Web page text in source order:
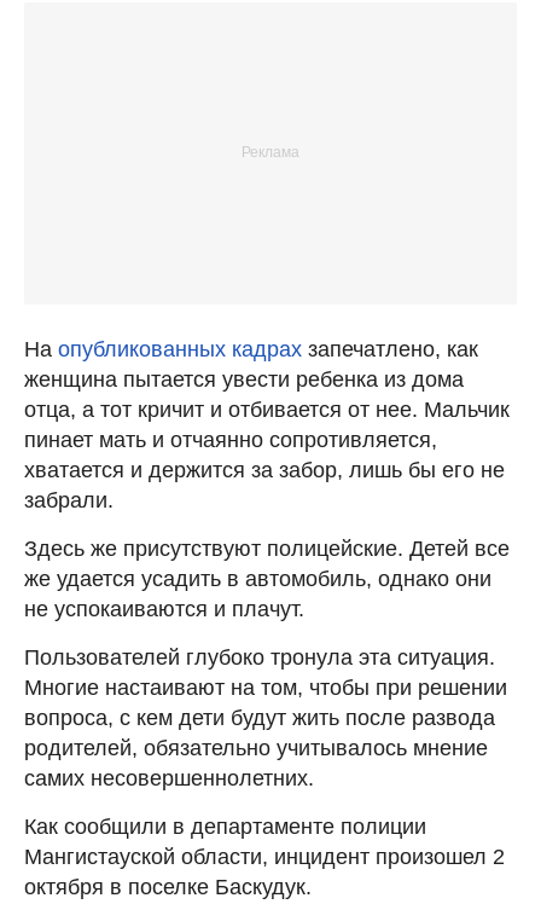
На опубликованных кадрах запечатлено, как
женщина пытается увести ребенка из дома
отца, а тот кричит и отбивается от нее. Мальчик
пинает мать и отчаянно сопротивляется,
хватается и держится за забор, лишь бы его не
забрали.
Здесь же присутствуют полицейские. Детей все
же удается усадить в автомобиль, однако они
не успокаиваются и плачут.
Пользователей глубоко тронула эта ситуация.
Многие настаивают на том, чтобы при решении
вопроса, с кем дети будут жить после развода
родителей, обязательно учитывалось мнение
самих несовершеннолетних.
Как сообщили в департаменте полиции
Мангистауской области, инцидент произошел 2
октября в поселке Баскудук.